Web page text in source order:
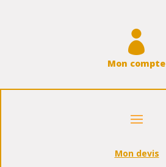

Mon compte
Mon devis